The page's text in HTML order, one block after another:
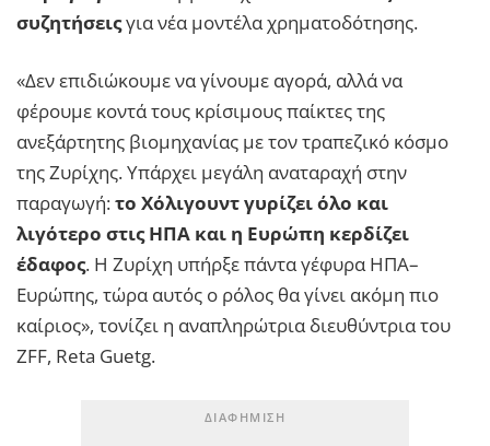
συζητήσειςγια νέα μοντέλα χρηματοδότησης.
«Δεν επιδιώκουμε να γίνουμε αγορά, αλλά να
φέρουμε κοντά τους κρίσιμους παίκτες της
ανεξάρτητης βιομηχανίας με τον τραπεζικό κόσμο
της Ζυρίχης. Υπάρχει μεγάλη αναταραχή στην
παραγωγή:το Χόλιγουντ γυρίζει όλο και
λιγότερο στις ΗΠΑ και η Ευρώπη κερδίζει
έδαφος. Η Ζυρίχη υπήρξε πάντα γέφυρα ΗΠΑ–
Ευρώπης, τώρα αυτός ο ρόλος θα γίνει ακόμη πιο
καίριος», τονίζει η αναπληρώτρια διευθύντρια του
ZFF, Reta Guetg.